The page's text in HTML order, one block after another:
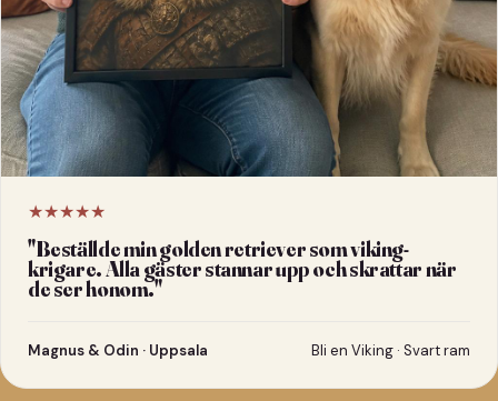
★★★★★
"Beställde min golden retriever som viking-
krigare. Alla gäster stannar upp och skrattar när
de ser honom."
Magnus & Odin · Uppsala Bli en Viking · Svart ram